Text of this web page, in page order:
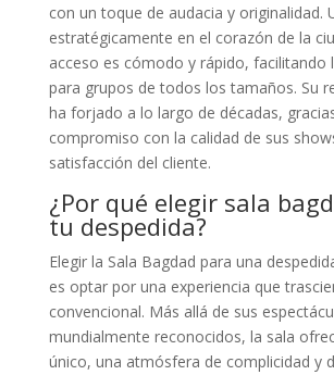
con un toque de audacia y originalidad.
estratégicamente en el corazón de la
acceso es cómodo y rápido, facilitando
para grupos de todos los tamaños. Su
ha forjado a lo largo de décadas,
compromiso con la calidad de sus
satisfacción del cliente.
¿Por qué elegir sala
tu despedida?
Elegir la Sala Bagdad para una
es optar por una experiencia que
convencional. Más allá de sus
mundialmente reconocidos, la sala
único, una atmósfera de complicidad y